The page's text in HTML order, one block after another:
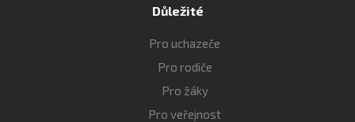
Důležité
Pro uchazeče
Pro rodiče
Pro žáky
Pro veřejnost